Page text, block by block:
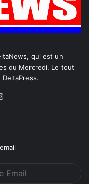
qui est un
du Mercredi. Le tout
Instagram